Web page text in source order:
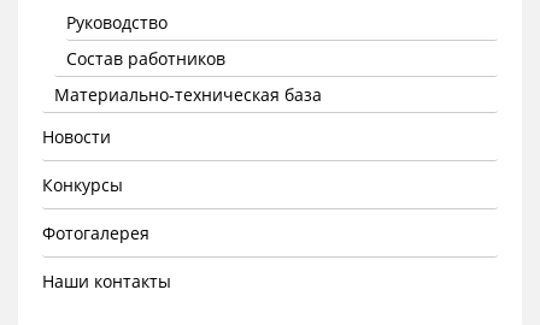
Руководство
Состав работников
Материально-техническая база
Новости
Конкурсы
Фотогалерея
Наши контакты